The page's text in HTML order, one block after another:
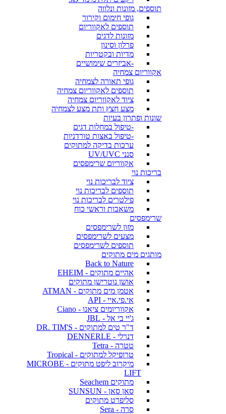
תוספים, מזונות ונלווה
גופי חימום וקירור
תוספים לאקווריום
מזונות לדגים
פרלון וסינון
מדיות ובקטריות
-אביזרים שימושיים
אקווריום צמחיה
גופי תאורה לצמחיה
תוספים לאקווריום צמחיה
ציוד לאקווריום צמחיה
מצע חצץ ותת מצע לצמחיה
שונות ופתרון בעיות
-טיפול במחלות דגים
-טיפול באצות טורדניות
ערכות בדיקה למתוקים
סנני UV/UVC
אקווריום שרימפסים
בריכות נוי
ציוד לבריכות נוי
תוספים לבריכות נוי
פילטרים לבריכות נוי
משאבות וראשי כוח
שרימפסים
מזון לשרימפסים
מצעים לשרימפסים
תוספים לשרימפסים
מותגים מים מתוקים
Back to Nature
אהיים מתוקים - EHEIM
אושן נוטרישן מתוקים
אטמן מים מתוקים - ATMAN
אי.פי.איי - API
אקווריומים ציאנו - Ciano
ג'יי בי אל - JBL
ד"ר טים למתוקים - DR. TIM'S
דנרלי - DENNERLE
טטרה - Tetra
טרופיקל למתוקים - Tropical
מיקרוב ליפט מתוקים - MICROBE
LIFT
מתוקים Seachem
סאן סאן - SUNSUN
סליפרט מתוקים
סרה - Sera